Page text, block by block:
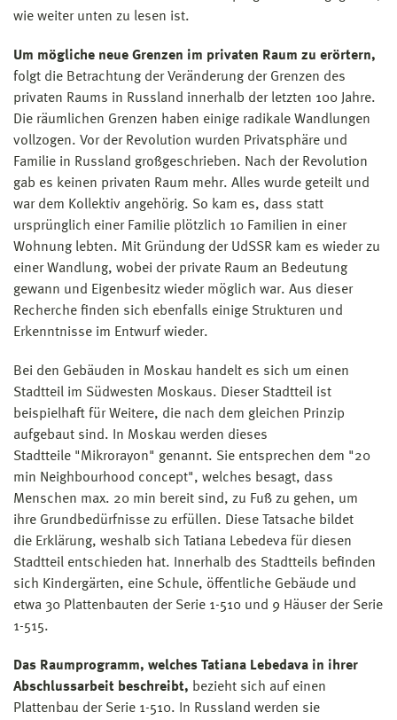
wie weiter unten zu lesen ist.
Um mögliche neue Grenzen im privaten Raum zu erörtern,
folgt die Betrachtung der Veränderung der Grenzen des
privaten Raums in Russland innerhalb der letzten 100 Jahre.
Die räumlichen Grenzen haben einige radikale Wandlungen
vollzogen. Vor der Revolution wurden Privatsphäre und
Familie in Russland großgeschrieben. Nach der Revolution
gab es keinen privaten Raum mehr. Alles wurde geteilt und
war dem Kollektiv angehörig. So kam es, dass statt
ursprünglich einer Familie plötzlich 10 Familien in einer
Wohnung lebten. Mit Gründung der UdSSR kam es wieder zu
einer Wandlung, wobei der private Raum an Bedeutung
gewann und Eigenbesitz wieder möglich war. Aus dieser
Recherche finden sich ebenfalls einige Strukturen und
Erkenntnisse im Entwurf wieder.
Bei den Gebäuden in Moskau handelt es sich um einen
Stadtteil im Südwesten Moskaus. Dieser Stadtteil ist
beispielhaft für Weitere, die nach dem gleichen Prinzip
aufgebaut sind. In Moskau werden dieses
Stadtteile "Mikrorayon" genannt. Sie entsprechen dem "20
min Neighbourhood concept", welches besagt, dass
Menschen max. 20 min bereit sind, zu Fuß zu gehen, um
ihre Grundbedürfnisse zu erfüllen. Diese Tatsache bildet
die Erklärung, weshalb sich Tatiana Lebedeva für diesen
Stadtteil entschieden hat. Innerhalb des Stadtteils befinden
sich Kindergärten, eine Schule, öffentliche Gebäude und
etwa 30 Plattenbauten der Serie 1-510 und 9 Häuser der Serie
1-515.
Das Raumprogramm, welches Tatiana Lebedava in ihrer
Abschlussarbeit beschreibt, bezieht sich auf einen
Plattenbau der Serie 1-510. In Russland werden sie